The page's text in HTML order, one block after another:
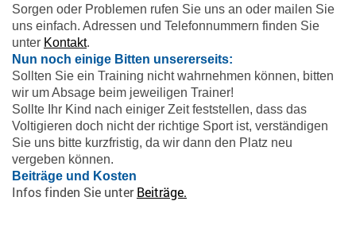
Sorgen oder Problemen rufen Sie uns an oder mailen Sie
uns einfach. Adressen und Telefonnummern finden Sie
unter Kontakt.
Nun noch einige Bitten unsererseits:
Sollten Sie ein Training nicht wahrnehmen können, bitten
wir um Absage beim jeweiligen Trainer!
Sollte Ihr Kind nach einiger Zeit feststellen, dass das
Voltigieren doch nicht der richtige Sport ist, verständigen
Sie uns bitte kurzfristig, da wir dann den Platz neu
vergeben können.
Beiträge und Kosten
Infos finden Sie unter Beiträge.